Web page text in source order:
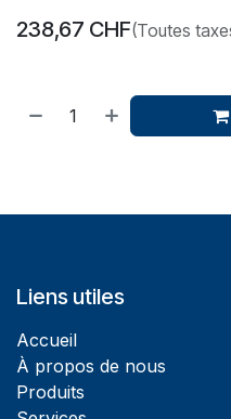
238,67 CHF(Toutes
Liens utiles
Accueil
À propos de nous
Produits